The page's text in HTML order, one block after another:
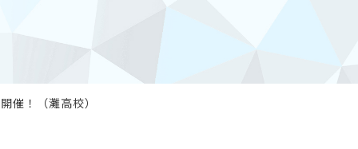
催！（灘高校）